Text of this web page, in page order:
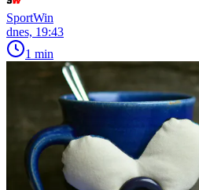
SportWin
dnes, 19:43
1 min